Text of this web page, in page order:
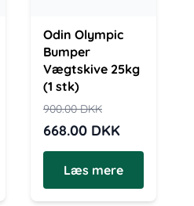
Odin Olympic
Bumper
Vægtskive 25kg
(1 stk)
900.00DKK
668.00 DKK
Læs mere